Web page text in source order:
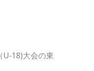
U-18)大会の東